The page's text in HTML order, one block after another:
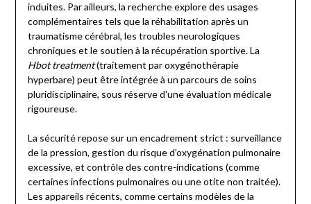
induites. Par ailleurs, la recherche explore des usages
complémentaires tels que la réhabilitation après un
traumatisme cérébral, les troubles neurologiques
chroniques et le soutien à la récupération sportive. La
Hbot treatment(traitement par oxygénothérapie
hyperbare) peut être intégrée à un parcours de soins
pluridisciplinaire, sous réserve d'une évaluation médicale
rigoureuse.
La sécurité repose sur un encadrement strict : surveillance
de la pression, gestion du risque d’oxygénation pulmonaire
excessive, et contrôle des contre-indications (comme
certaines infections pulmonaires ou une otite non traitée).
Les appareils récents, comme certains modèles de la